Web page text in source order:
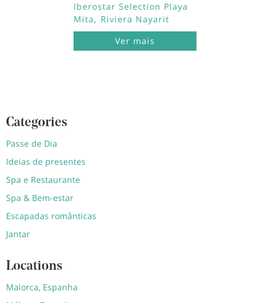
Iberostar Selection Playa
Mita
Riviera Nayarit
Ver mais
Categories
Passe de Dia
Ideias de presentes
Spa e Restaurante
Spa & Bem-estar
Escapadas românticas
Jantar
Locations
Maiorca, Espanha